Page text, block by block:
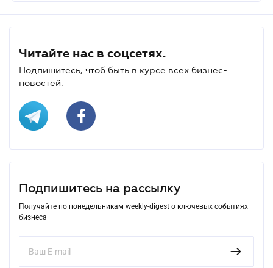
Читайте нас в соцсетях.
Подпишитесь, чтоб быть в курсе всех бизнес-
новостей.
Подпишитесь на рассылку
Получайте по понедельникам weekly-digest о ключевых событиях
бизнеса